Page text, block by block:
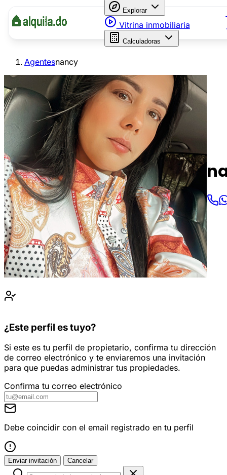
Explorar
Vitrina inmobiliaria
Calculadoras
Agentesnancy
¿Este perfil es tuyo?
Si este es tu perfil de propietario, confirma tu dirección
de correo electrónico y te enviaremos una invitación
para que puedas administrar tus propiedades.
Confirma tu correo electrónico
Debe coincidir con el email registrado en tu perfil
Enviar invitación Cancelar